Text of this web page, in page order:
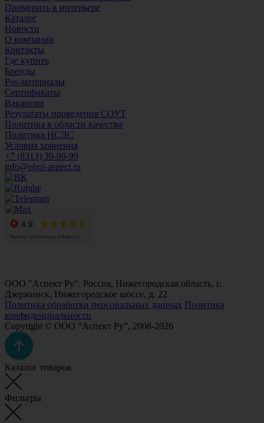
Примерить в интерьере
Каталог
Новости
О компании
Контакты
Где купить
Бренды
Pos-материалы
Сертификаты
Вакансии
Результаты проведения СОУТ
Политика в области качества
Политика НСЛС
Условия хранения
+7 (8313) 39-99-99
info@oboi-aspect.ru
ООО "Аспект Ру". Россия, Нижегородская область, г.
Дзержинск, Нижегородское шоссе, д. 22
Политика обработки персональных данных Политика
конфиденциальности
Copyright © ООО “Аспект Ру”, 2008-2026
Каталог товаров
Фильтры